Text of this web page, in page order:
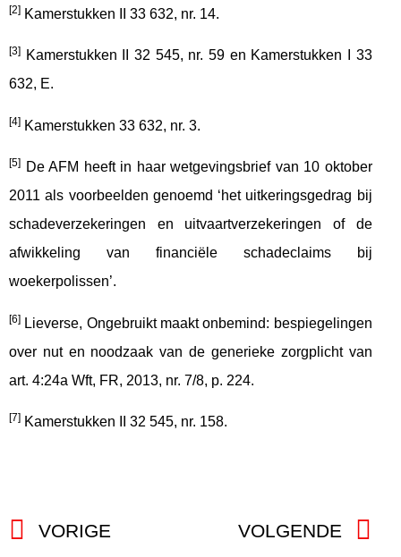
[2] Kamerstukken II 33 632, nr. 14.
[3]
Kamerstukken II 32 545, nr. 59 en Kamerstukken I 33
632, E.
[4] Kamerstukken 33 632, nr. 3.
[5]
De AFM heeft in haar wetgevingsbrief van 10 oktober
2011 als voorbeelden genoemd ‘het uitkeringsgedrag bij
schadeverzekeringen en uitvaartverzekeringen of de
afwikkeling van financiële schadeclaims bij
woekerpolissen’.
[6] Lieverse, Ongebruikt maakt onbemind: bespiegelingen
over nut en noodzaak van de generieke zorgplicht van
art. 4:24a Wft, FR, 2013, nr. 7/8, p. 224.
[7] Kamerstukken II 32 545, nr. 158.
VORIGE VOLGENDE